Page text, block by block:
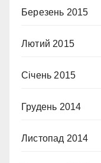
Березень 2015
Лютий 2015
Січень 2015
Грудень 2014
Листопад 2014